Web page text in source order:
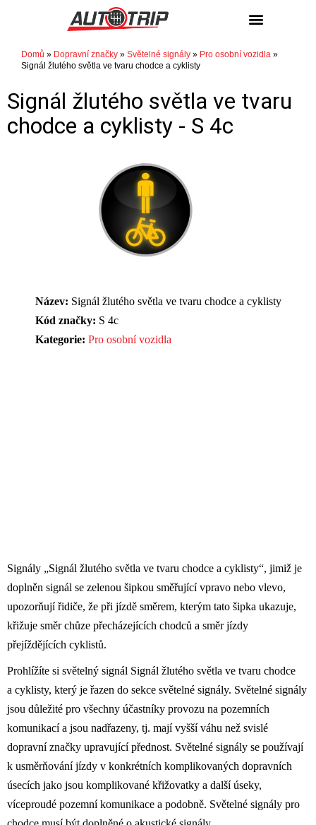
Domů » Dopravní značky » Světelné signály » Pro osobní vozidla »
Signál žlutého světla ve tvaru chodce a cyklisty
Signál žlutého světla ve tvaru
chodce a cyklisty - S 4c
Název: Signál žlutého světla ve tvaru chodce a cyklisty
Kód značky: S 4c
Kategorie: Pro osobní vozidla
Signály „Signál žlutého světla ve tvaru chodce a cyklisty“, jimiž je
doplněn signál se zelenou šipkou směřující vpravo nebo vlevo,
upozorňují řidiče, že při jízdě směrem, kterým tato šipka ukazuje,
křižuje směr chůze přecházejících chodců a směr jízdy
přejíždějících cyklistů.
Prohlížíte si světelný signál Signál žlutého světla ve tvaru chodce
a cyklisty, který je řazen do sekce světelné signály. Světelné signály
jsou důležité pro všechny účastníky provozu na pozemních
komunikací a jsou nadřazeny, tj. mají vyšší váhu než svislé
dopravní značky upravující přednost. Světelné signály se používají
k usměrňování jízdy v konkrétních komplikovaných dopravních
úsecích jako jsou komplikované křižovatky a další úseky,
víceproudé pozemní komunikace a podobně. Světelné signály pro